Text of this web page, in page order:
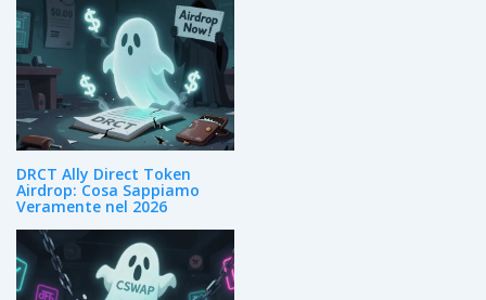
DRCT Ally Direct Token
Airdrop: Cosa Sappiamo
Veramente nel 2026